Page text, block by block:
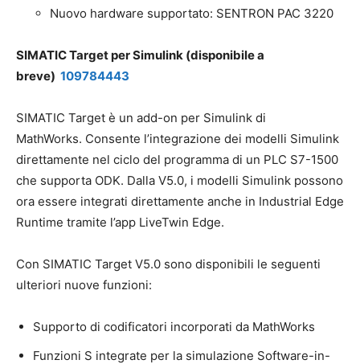
Nuovo hardware supportato: SENTRON PAC 3220
SIMATIC Target per Simulink (disponibile a
breve) 109784443
SIMATIC Target è un add-on per Simulink di
MathWorks. Consente l’integrazione dei modelli Simulink
direttamente nel ciclo del programma di un PLC S7-1500
che supporta ODK. Dalla V5.0, i modelli Simulink possono
ora essere integrati direttamente anche in Industrial Edge
Runtime tramite l’app LiveTwin Edge.
Con SIMATIC Target V5.0 sono disponibili le seguenti
ulteriori nuove funzioni:
Supporto di codificatori incorporati da MathWorks
Funzioni S integrate per la simulazione Software-in-